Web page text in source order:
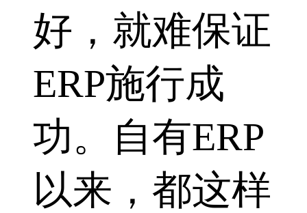
好，就难保证
ERP施行成
功。自有ERP
以来，都这样